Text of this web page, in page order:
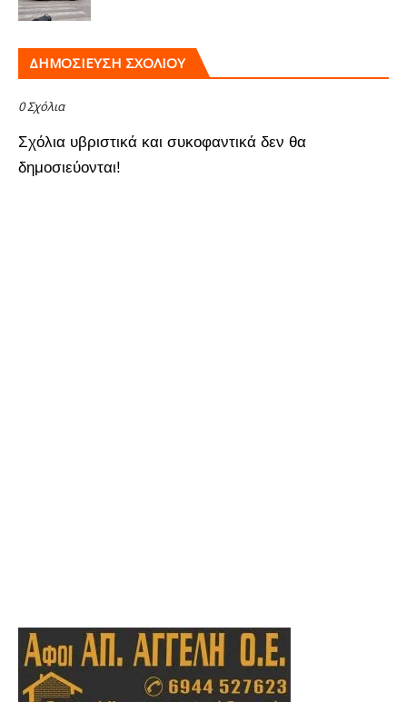
ΔΗΜΟΣΊΕΥΣΗ ΣΧΟΛΊΟΥ
0 Σχόλια
Σχόλια υβριστικά και συκοφαντικά δεν θα
δημοσιεύονται!